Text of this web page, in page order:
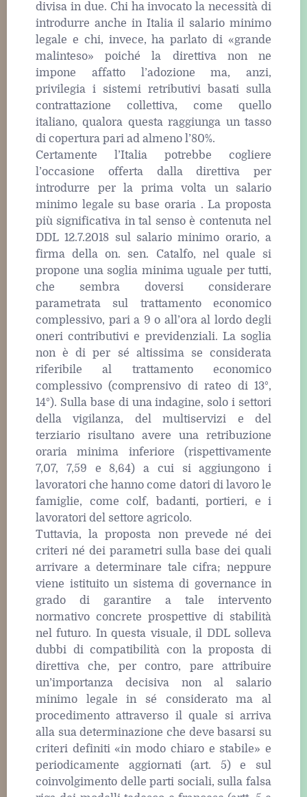
divisa in due. Chi ha invocato la necessità di
introdurre anche in Italia il salario minimo
legale e chi, invece, ha parlato di «grande
malinteso» poiché la direttiva non ne
impone affatto l’adozione ma, anzi,
privilegia i sistemi retributivi basati sulla
contrattazione collettiva, come quello
italiano, qualora questa raggiunga un tasso
di copertura pari ad almeno l’80%.
Certamente l’Italia potrebbe cogliere
l’occasione offerta dalla direttiva per
introdurre per la prima volta un salario
minimo legale su base oraria . La proposta
più significativa in tal senso è contenuta nel
DDL 12.7.2018 sul salario minimo orario, a
firma della on. sen. Catalfo, nel quale si
propone una soglia minima uguale per tutti,
che sembra doversi considerare
parametrata sul trattamento economico
complessivo, pari a 9 o all’ora al lordo degli
oneri contributivi e previdenziali. La soglia
non è di per sé altissima se considerata
riferibile al trattamento economico
complessivo (comprensivo di rateo di 13°,
14°). Sulla base di una indagine, solo i settori
della vigilanza, del multiservizi e del
terziario risultano avere una retribuzione
oraria minima inferiore (rispettivamente
7,07, 7,59 e 8,64) a cui si aggiungono i
lavoratori che hanno come datori di lavoro le
famiglie, come colf, badanti, portieri, e i
lavoratori del settore agricolo.
Tuttavia, la proposta non prevede né dei
criteri né dei parametri sulla base dei quali
arrivare a determinare tale cifra; neppure
viene istituito un sistema di governance in
grado di garantire a tale intervento
normativo concrete prospettive di stabilità
nel futuro. In questa visuale, il DDL solleva
dubbi di compatibilità con la proposta di
direttiva che, per contro, pare attribuire
un’importanza decisiva non al salario
minimo legale in sé considerato ma al
procedimento attraverso il quale si arriva
alla sua determinazione che deve basarsi su
criteri definiti «in modo chiaro e stabile» e
periodicamente aggiornati (art. 5) e sul
coinvolgimento delle parti sociali, sulla falsa